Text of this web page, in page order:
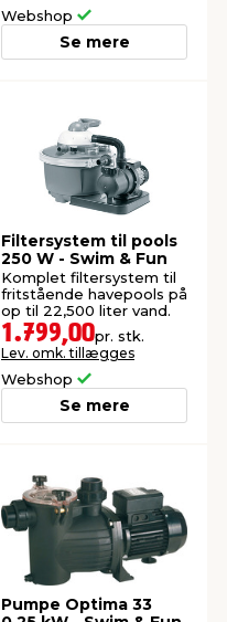
Webshop
Se mere
Filtersystem til pools
250 W - Swim & Fun
Komplet filtersystem til
fritstående havepools på
op til 22,500 liter vand.
1.799,00pr. stk.
Lev. omk. tillægges
Webshop
Se mere
Pumpe Optima 33